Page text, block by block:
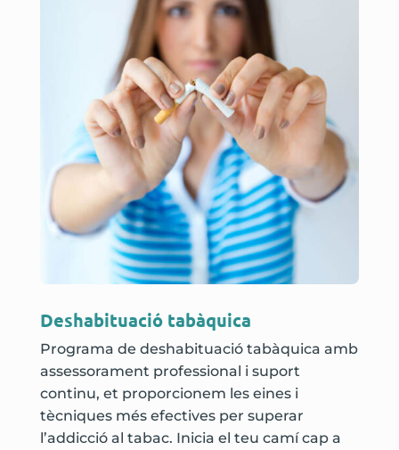
Deshabituació tabàquica
Programa de deshabituació tabàquica amb
assessorament professional i suport
continu, et proporcionem les eines i
tècniques més efectives per superar
l’addicció al tabac. Inicia el teu camí cap a